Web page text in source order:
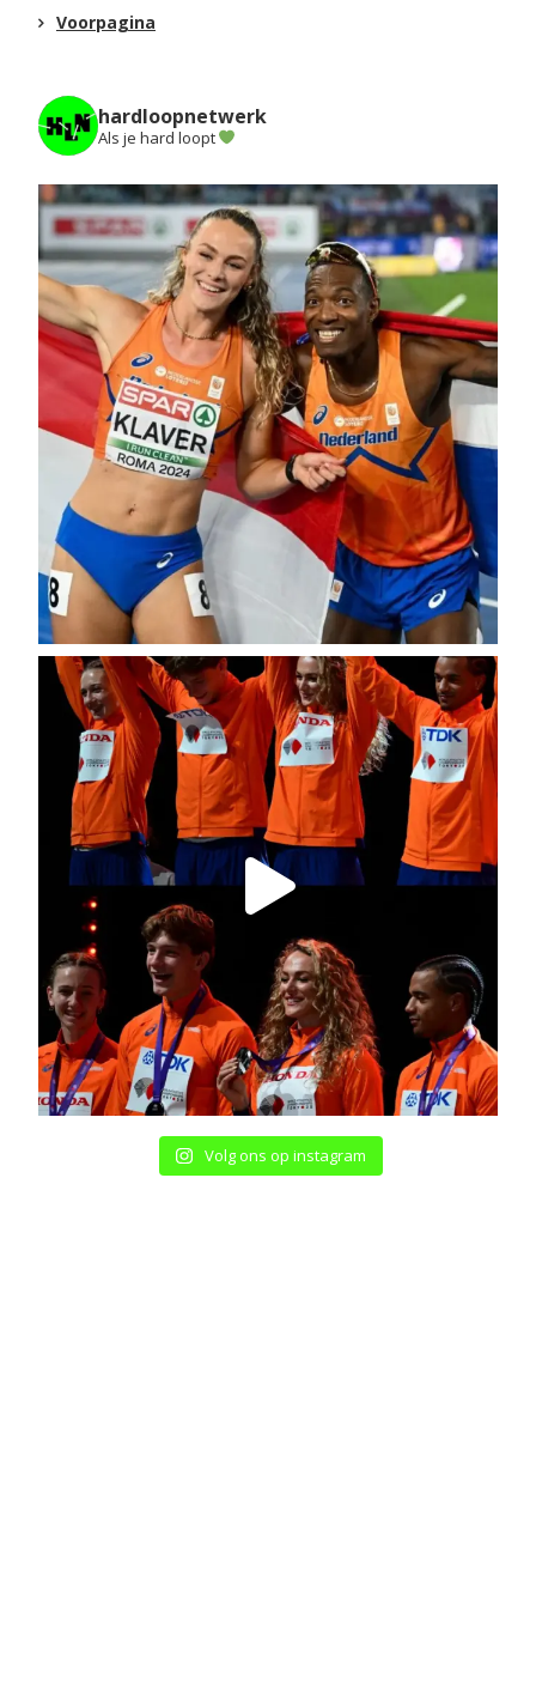
Voorpagina
hardloopnetwerk
Als je hard loopt
Volg ons op instagram